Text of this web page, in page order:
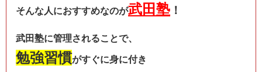
そんな人におすすめなのが武田塾 ！
武田塾に管理されることで、
勉強習慣がすぐに身に付き